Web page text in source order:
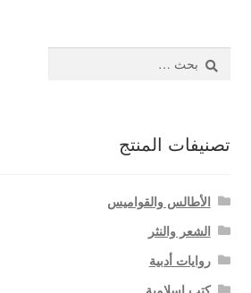
عن:
تصنيفات المنتج
الأطالس والقواميس
الشعر والنثر
روايات أدبية
كتب إسلامية